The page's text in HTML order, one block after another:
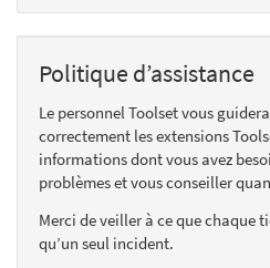
Politique d’assistance
Le personnel Toolset vous
correctement les extensions
informations dont vous avez
problèmes et vous conseiller
Merci de veiller à ce que chaque
qu’un seul incident.